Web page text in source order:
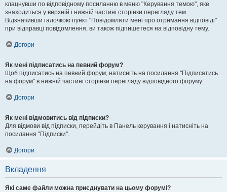
клацнувши по відповідному посиланню в меню "Керування темою", яке
знаходиться у верхній і нижній частині сторінки перегляду тем.
Відзначивши галочкою пункт "Повідомляти мені про отримання відповіді"
при відправці повідомлення, ви також підпишетеся на відповідну тему.
Догори
Як мені підписатись на певний форум?
Щоб підписатись на певний форум, натисніть на посилання "Підписатись
на форум" в нижній частині сторінки перегляду відповідного форуму.
Догори
Як мені відмовитись від підписки?
Для відмови від підписки, перейдіть в Панель керування і натисніть на
посилання "Підписки".
Догори
Вкладення
Які саме файли можна приєднувати на цьому форумі?